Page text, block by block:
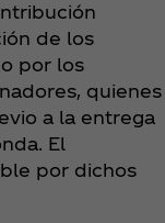
de los
por los
quienes
a la entrega
El
por dichos